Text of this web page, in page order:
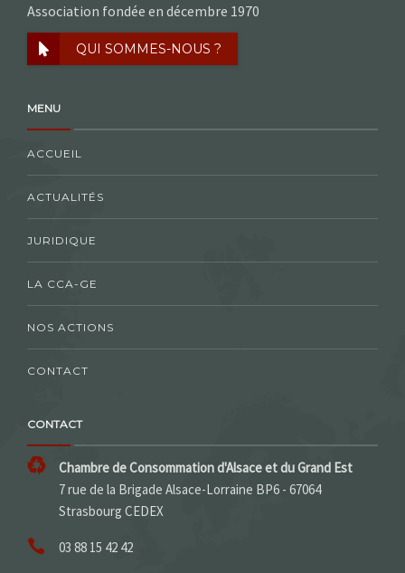
Association fondée en décembre 1970
QUI SOMMES-NOUS ?
MENU
ACCUEIL
ACTUALITÉS
JURIDIQUE
LA CCA-GE
NOS ACTIONS
CONTACT
CONTACT
Chambre de Consommation d'Alsace et du Grand Est
7 rue de la Brigade Alsace-Lorraine BP6 - 67064
Strasbourg CEDEX
03 88 15 42 42